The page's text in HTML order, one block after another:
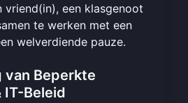
vriend(in), een klasgenoot
te werken met een
welverdiende pauze.
van Beperkte
IT-Beleid